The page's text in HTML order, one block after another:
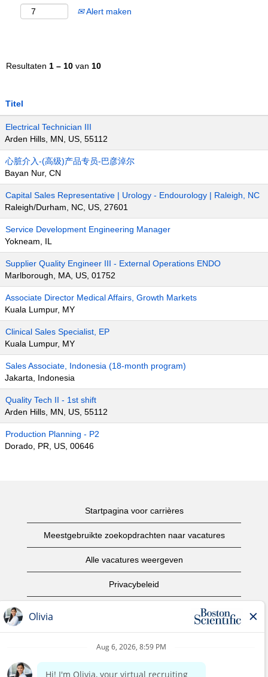
Alert maken
Resultaten 1 – 10 van 10
Titel
Electrical Technician III
Arden Hills, MN, US, 55112
心脏介入-(高级)产品专员-巴彦淖尔
Bayan Nur, CN
Capital Sales Representative | Urology - Endourology | Raleigh, NC
Raleigh/Durham, NC, US, 27601
Service Development Engineering Manager
Yokneam, IL
Supplier Quality Engineer III - External Operations ENDO
Marlborough, MA, US, 01752
Associate Director Medical Affairs, Growth Markets
Kuala Lumpur, MY
Clinical Sales Specialist, EP
Kuala Lumpur, MY
Sales Associate, Indonesia (18-month program)
Jakarta, Indonesia
Quality Tech II - 1st shift
Arden Hills, MN, US, 55112
Production Planning - P2
Dorado, PR, US, 00646
Startpagina voor carrières
Meestgebruikte zoekopdrachten naar vacatures
Alle vacatures weergeven
Privacybeleid
Copyright informatie